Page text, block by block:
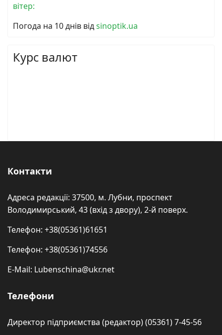
вітер:
Погода на 10 днів відsinoptik.ua
Курс валют
Контакти
Адреса редакції: 37500, м. Лубни, проспект
Володимирський, 43 (вхід з двору), 2-й поверх.
Телефон: +38(05361)61651
Телефон: +38(05361)74556
E-Mail: Lubenschina@ukr.net
Телефони
Директор підприємства (редактор) (05361) 7-45-56